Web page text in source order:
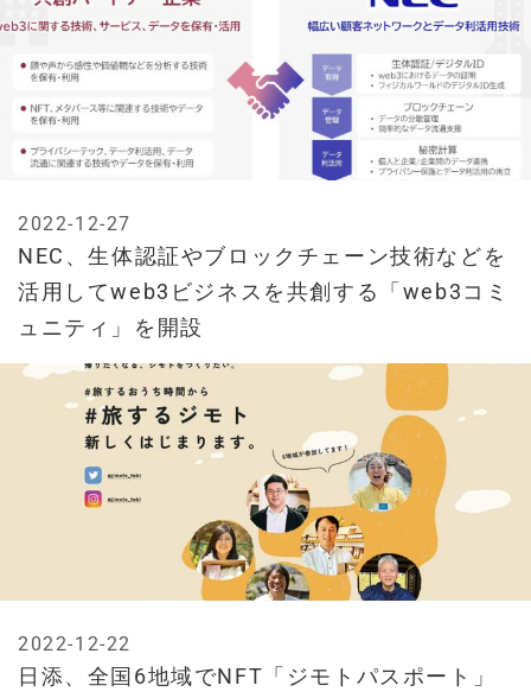
NEC、生体認証やブロックチェーン技術などを
活用してweb3ビジネスを共創する「web3コミ
ュニティ」を開設
2022-12-27
日添、全国6地域でNFT「ジモトパスポート」
2022-12-22